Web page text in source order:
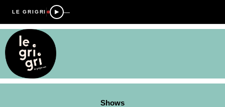
LE GRIGRI —
Shows